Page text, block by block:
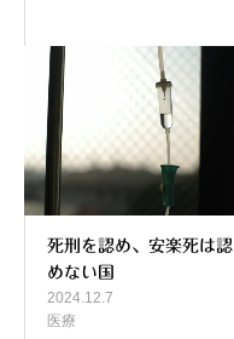
死刑を認め、安楽死は認
めない国
2024.12.7
医療